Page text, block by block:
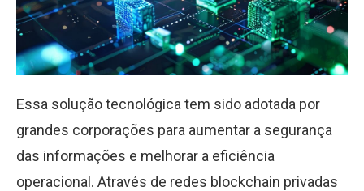
Essa solução tecnológica tem sido adotada por
grandes corporações para aumentar a segurança
das informações e melhorar a eficiência
operacional. Através de redes blockchain privadas